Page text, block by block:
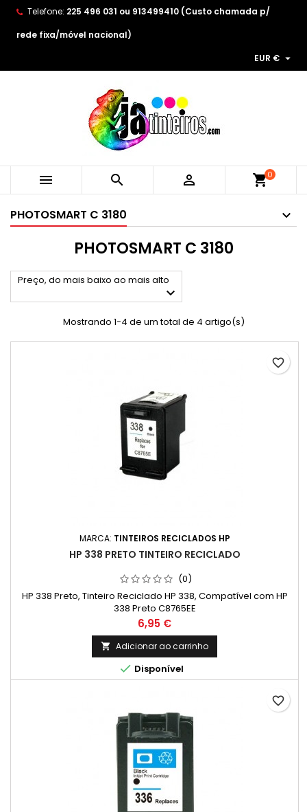
Telefone: 225 496 031 ou 913499410 (Custo chamada p/
rede fixa/móvel nacional)
EUR € 
   shopping_cart0
PHOTOSMART C 3180
PHOTOSMART C 3180
Preço, do mais baixo ao mais alto

Mostrando 1-4 de um total de 4 artigo(s)
MARCA: TINTEIROS RECICLADOS HP
HP 338 PRETO TINTEIRO RECICLADO
(0)
HP 338 Preto, Tinteiro Reciclado HP 338, Compatível com HP
338 Preto C8765EE
Preço
6,95 €
 Adicionar ao carrinho
 Disponível
favorite_border
favorite_border
As minhas listas de desejos ×
((modalTitle)) ×
((cancelText)) ((modalDeleteText))
Create wishlist ×
Wishlist name
Cancelar Create wishlist
Entrar ×
You need to be logged in to save products in your
wishlist.
Cancelar